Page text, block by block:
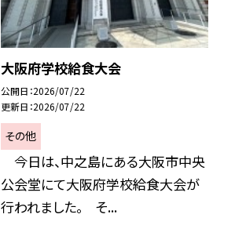
大阪府学校給食大会
公開日 2026/07/22
更新日 2026/07/22
その他
今日は、中之島にある大阪市中央
公会堂にて大阪府学校給食大会が
行われました。 そ...